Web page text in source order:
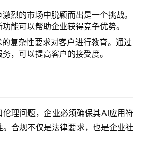
激烈的市场中脱颖而出是一个挑战。
能可以帮助企业获得竞争优势。
的复杂性要求对客户进行教育。通过
，可以提高客户的接受度。
理问题，企业必须确保其AI应用符
合规不仅是法律要求，也是企业社